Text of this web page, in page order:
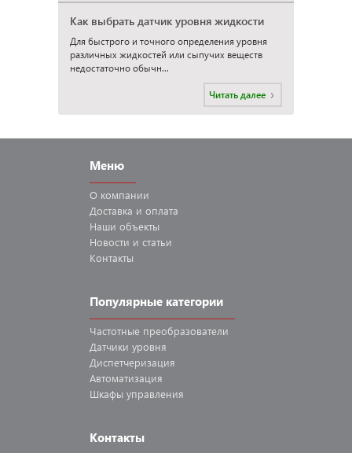
Как выбрать датчик уровня жидкости
Для быстрого и точного определения уровня
различных жидкостей или сыпучих веществ
недостаточно обычн...
Читать далее
Меню
О компании
Доставка и оплата
Наши объекты
Новости и статьи
Контакты
Популярные категории
Частотные преобразователи
Датчики уровня
Диспетчеризация
Автоматизация
Шкафы управления
Контакты